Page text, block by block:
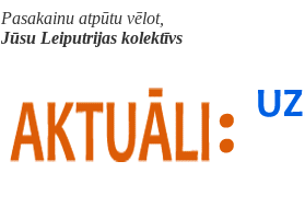
Pasakainu atpūtu vēlot,
Jūsu Leiputrijas kolektīvs